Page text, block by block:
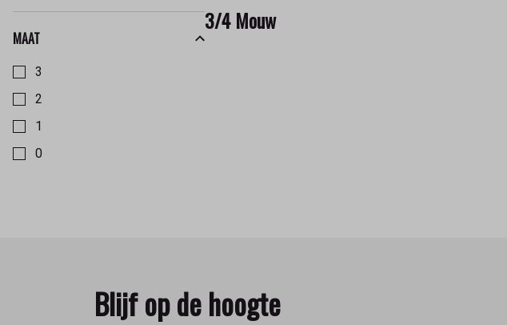
MAAT
3
2
1
0
3/4 Mouw
Blijf op de hoogte